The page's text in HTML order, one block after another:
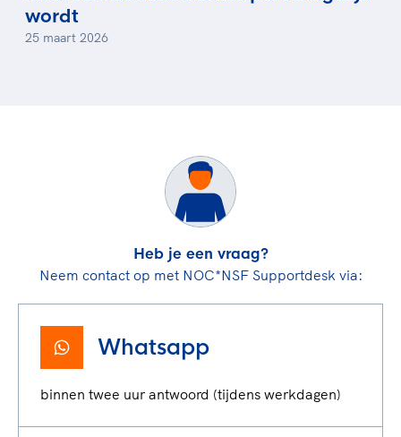
wordt
25 maart 2026
Heb je een vraag?
Neem contact op met NOC*NSF Supportdesk via:
Whatsapp
binnen twee uur antwoord (tijdens werkdagen)